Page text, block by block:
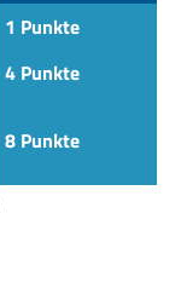
1 Punkte
4 Punkte
8 Punkte